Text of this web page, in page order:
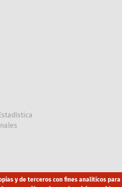
y de terceros con fines analíticos para